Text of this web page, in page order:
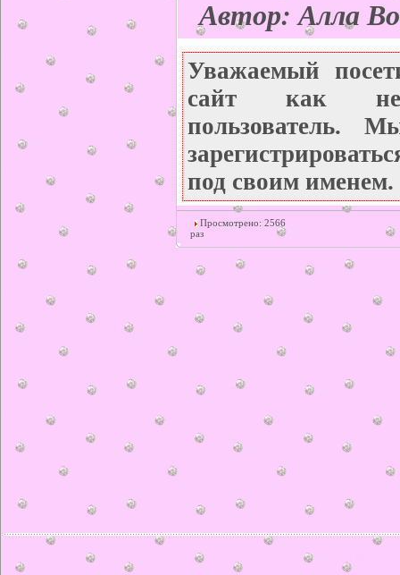
Автор: Алла
Уважаемый
сайт как
пользователь.
под своим именем.
Просмотрено: 2566
раз
©